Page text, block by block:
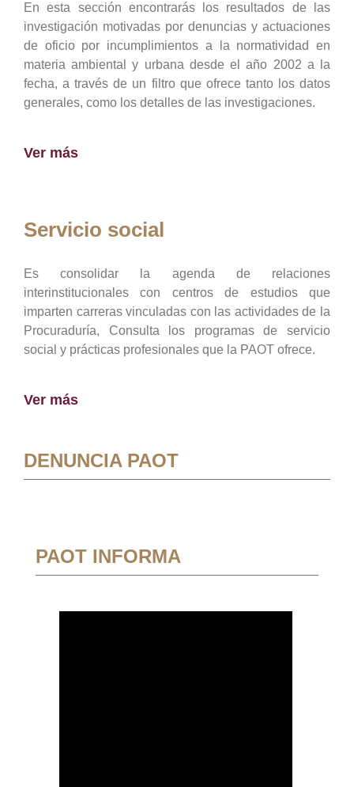
En esta sección encontrarás los resultados de las
investigación motivadas por denuncias y actuaciones
de oficio por incumplimientos a la normatividad en
materia ambiental y urbana desde el año 2002 a la
fecha, a través de un filtro que ofrece tanto los datos
generales, como los detalles de las investigaciones.
Ver más
Servicio social
Es consolidar la agenda de relaciones
interinstitucionales con centros de estudios que
imparten carreras vinculadas con las actividades de la
Procuraduría, Consulta los programas de servicio
social y prácticas profesionales que la PAOT ofrece.
Ver más
DENUNCIA PAOT
PAOT INFORMA